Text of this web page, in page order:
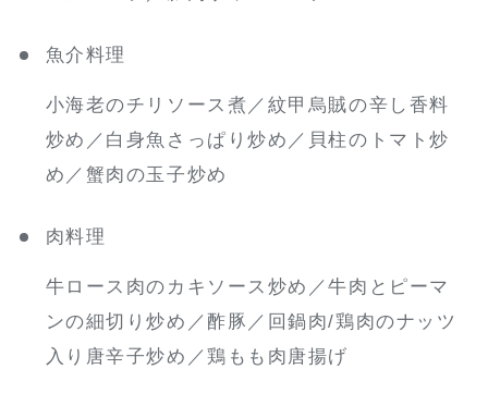
魚介料理
小海老のチリソース煮／紋甲烏賊の辛し香料
炒め／白身魚さっぱり炒め／貝柱のトマト炒
め／蟹肉の玉子炒め
肉料理
牛ロース肉のカキソース炒め／牛肉とピーマ
ンの細切り炒め／酢豚／回鍋肉/鶏肉のナッツ
入り唐辛子炒め／鶏もも肉唐揚げ